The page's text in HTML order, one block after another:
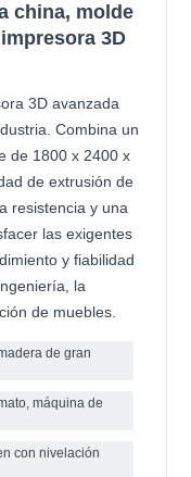
china, molde
3D
3D avanzada
Combina un
de 1800 x 2400 x
de extrusión de
resistencia y una
las exigentes
y fiabilidad
la
de muebles.
de gran
máquina de
con nivelación